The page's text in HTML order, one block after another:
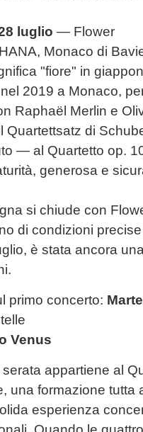
luglio — Flower
Monaco di
"fiore" in
2019 a Monaco,
Raphaël Merlin e
Quartettsatz di
— al Quartetto op.
generosa e
si chiude con
di condizioni
è stata ancora
primo concerto:
Venus
appartiene al
una formazione tutta
esperienza